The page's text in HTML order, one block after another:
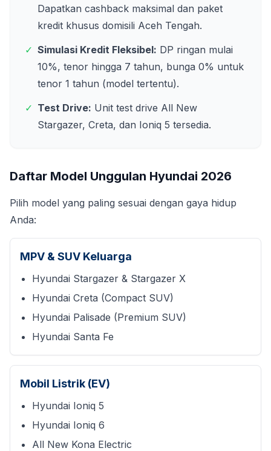
Dapatkan cashback maksimal dan paket
kredit khusus domisili Aceh Tengah.
✓ Simulasi Kredit Fleksibel: DP ringan mulai
10%, tenor hingga 7 tahun, bunga 0% untuk
tenor 1 tahun (model tertentu).
✓ Test Drive: Unit test drive All New
Stargazer, Creta, dan Ioniq 5 tersedia.
Daftar Model Unggulan Hyundai 2026
Pilih model yang paling sesuai dengan gaya hidup
Anda:
MPV & SUV Keluarga
Hyundai Stargazer & Stargazer X
Hyundai Creta (Compact SUV)
Hyundai Palisade (Premium SUV)
Hyundai Santa Fe
Mobil Listrik (EV)
Hyundai Ioniq 5
Hyundai Ioniq 6
All New Kona Electric